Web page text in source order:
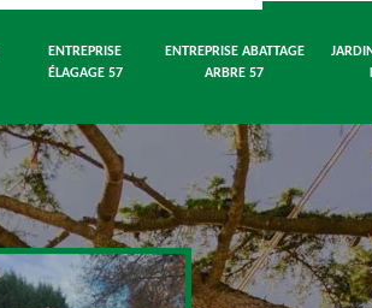
ENTREPRISE
ÉLAGAGE 57
ENTREPRISE ABATTAGE
ARBRE 57